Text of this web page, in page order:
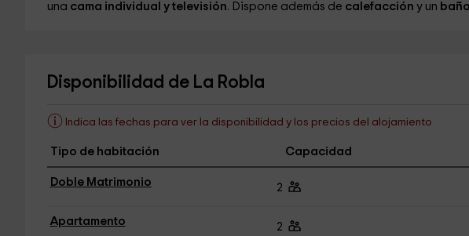
una cama individual y televisión. Dispone además de calefacción y un
Disponibilidad de La Robla
Indica las fechas para ver la disponibilidad y los precios del alojamiento
Tipo de habitación Capacidad
Doble Matrimonio 2
Apartamento 2